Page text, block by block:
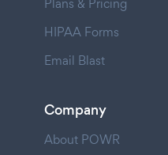
Plans & Pricing
HIPAA Forms
Email Blast
Company
About POWR